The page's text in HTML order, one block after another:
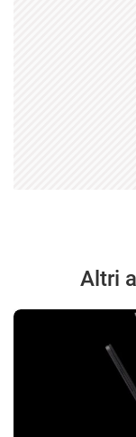
Altri